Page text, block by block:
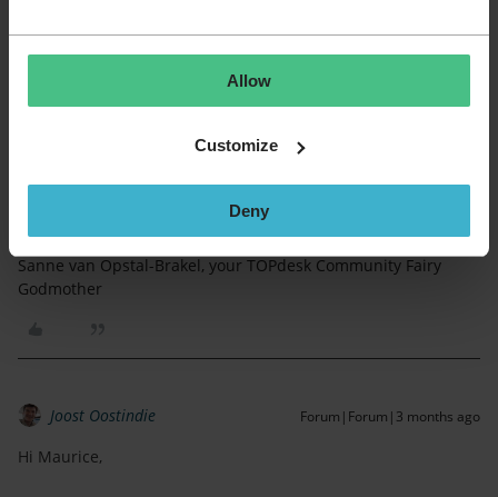
Allow
Customize
Deny
Sanne van Opstal-Brakel, your TOPdesk Community Fairy
Godmother
Joost Oostindie Forum|Forum|3 months ago
Hi Maurice,